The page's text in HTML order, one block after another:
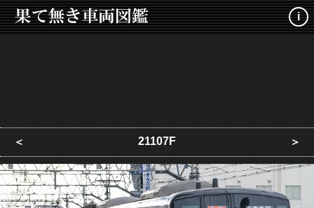
i
＜ 21107F ＞